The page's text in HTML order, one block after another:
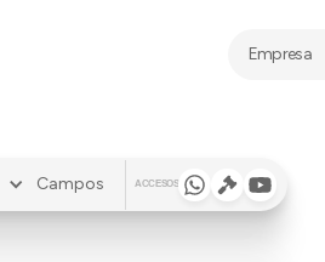
Empresa
Campos ACCESOS